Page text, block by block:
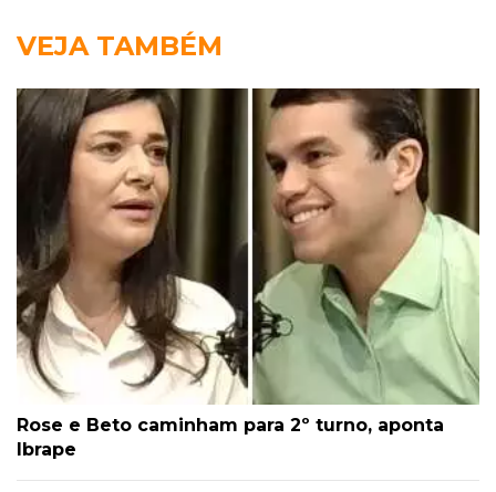
VEJA TAMBÉM
Rose e Beto caminham para 2º turno, aponta
Ibrape